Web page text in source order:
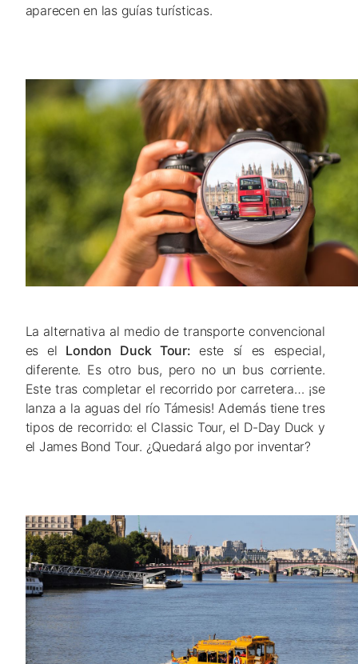
aparecen en las guías turísticas.
La alternativa al medio de transporte convencional
es el London Duck Tour: este sí es especial,
diferente. Es otro bus, pero no un bus corriente.
Este tras completar el recorrido por carretera… ¡se
lanza a la aguas del río Támesis! Además tiene tres
tipos de recorrido: el Classic Tour, el D-Day Duck y
el James Bond Tour. ¿Quedará algo por inventar?